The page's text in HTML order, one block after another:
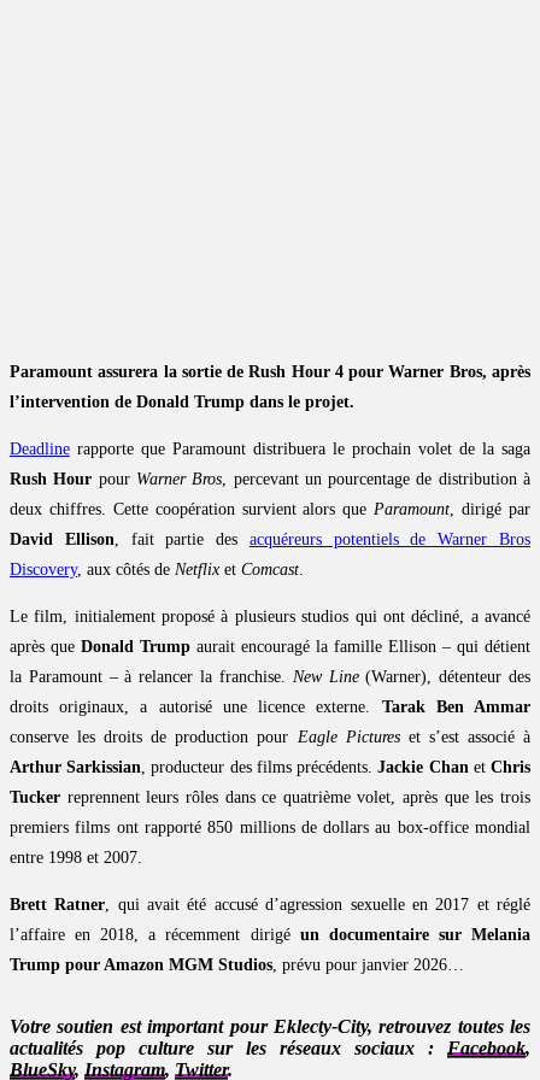
Paramount assurera la sortie de Rush Hour 4 pour Warner Bros, après
l’intervention de Donald Trump dans le projet.
Deadline rapporte que Paramount distribuera le prochain volet de la saga
Rush Hour pour Warner Bros, percevant un pourcentage de distribution à
deux chiffres. Cette coopération survient alors queParamount, dirigé par
David Ellison, fait partie des acquéreurs potentiels de Warner Bros
Discovery, aux côtés de Netflix et Comcast.
Le film, initialement proposé à plusieurs studios qui ont décliné, a avancé
après que Donald Trump aurait encouragé la famille Ellison – qui détient
la Paramount – à relancer la franchise. New Line(Warner), détenteur des
droits originaux, a autorisé une licence externe. Tarak Ben Ammar
conserve les droits de production pour Eagle Pictureset s’est associé à
Arthur Sarkissian, producteur des films précédents.Jackie ChanetChris
Tucker reprennent leurs rôles dans ce quatrième volet, après que les trois
premiers films ont rapporté 850 millions de dollars au box-office mondial
entre 1998 et 2007.
Brett Ratner, qui avait été accusé d’agression sexuelle en 2017 et réglé
l’affaire en 2018, a récemment dirigé un documentaire sur Melania
Trump pour Amazon MGM Studios, prévu pour janvier 2026…
Votre soutien est important pour Eklecty-City, retrouvez toutes les
actualités pop culture sur les réseaux sociaux : Facebook,
BlueSky, Instagram, Twitter.